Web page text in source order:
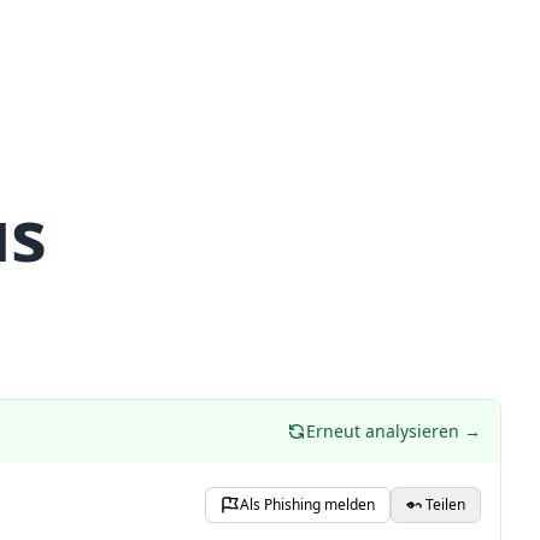
Erneut analysieren →
Als Phishing melden Teilen